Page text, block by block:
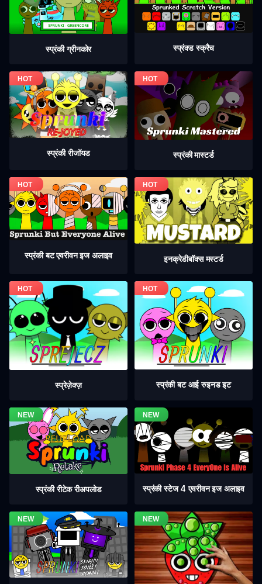
स्प्रंकी ग्रीनकोर स्प्रंक्ड स्क्रैच
स्प्रंकी रीजॉयड स्प्रंकी मास्टर्ड
स्प्रंकी बट एवरीवन इज अलाइव इनक्रेडीबॉक्स मस्टर्ड
स्प्रेज़ेक्ज़ स्प्रंकी बट आई रुइनड इट
स्प्रंकी रीटेक रीअपलोड स्प्रंकी स्टेज 4 एवरीवन इज अलाइव